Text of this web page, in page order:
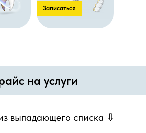
Записаться
на услуги
выпадающего списка ⇩